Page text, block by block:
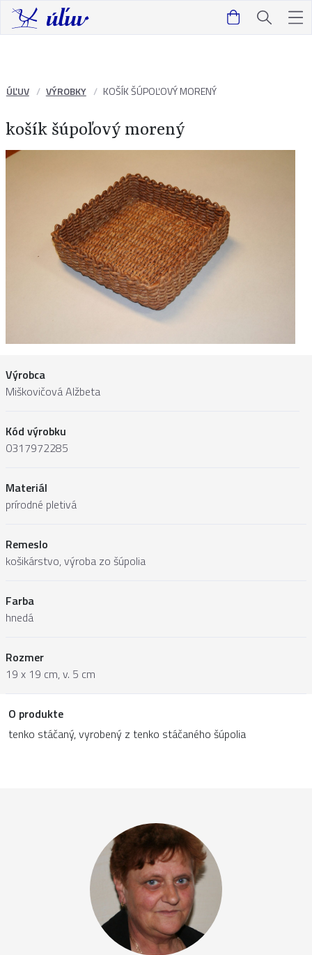
ÚĽUV VÝROBKY KOŠÍK ŠÚPOĽOVÝ MORENÝ
košík šúpoľový morený
Výrobca
Miškovičová Alžbeta
Kód výrobku
0317972285
Materiál
prírodné pletivá
Remeslo
košikárstvo, výroba zo šúpolia
Farba
hnedá
Rozmer
19 x 19 cm, v. 5 cm
O produkte
tenko stáčaný, vyrobený z tenko stáčaného šúpolia